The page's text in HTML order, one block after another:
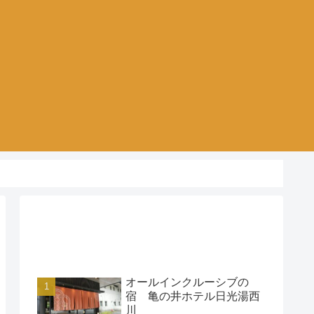
オールインクルーシブの
宿 亀の井ホテル日光湯西
川